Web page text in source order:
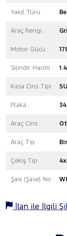
Yakıt Türü :
Araç Rengi : Gri
Motor Gücü :
Silindir Hacmi :
Kasa Cins Tipi :
Plaka :
Araç Cins :
Araç Tip :
Çekiş Tip:
Şasi (Şase) No :
İlan ile İlgili